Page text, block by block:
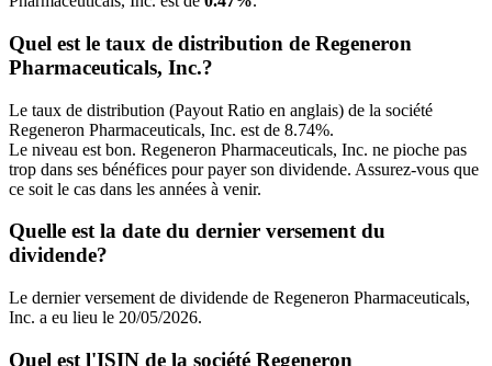
Quel est le taux de distribution de Regeneron
Pharmaceuticals, Inc.?
Le taux de distribution (Payout Ratio en anglais) de la société
Regeneron Pharmaceuticals, Inc. est de 8.74%.
Le niveau est bon. Regeneron Pharmaceuticals, Inc. ne pioche pas
trop dans ses bénéfices pour payer son dividende. Assurez-vous que
ce soit le cas dans les années à venir.
Quelle est la date du dernier versement du
dividende?
Le dernier versement de dividende de Regeneron Pharmaceuticals,
Inc. a eu lieu le 20/05/2026.
Quel est l'ISIN de la société Regeneron